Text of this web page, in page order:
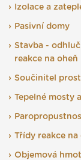
Izolace a
Pasivní domy
Stavba -
reakce na oheň
Součinitel
Tepelné mosty
Třídy reakce
Objemová